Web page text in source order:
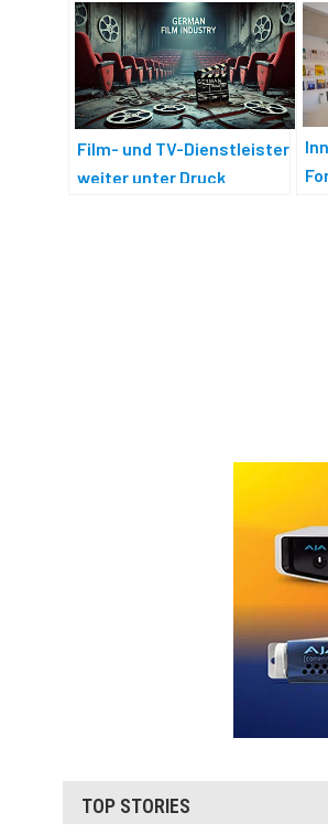
Film- und TV-Dienstleister
weiter unter Druck
TOP STORIES